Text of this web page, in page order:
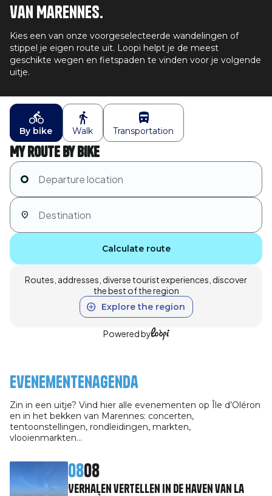
van Marennes.
Kies een van onze voorgeselecteerde wandelingen of
stippel je eigen route uit. Loopi helpt je de meest
geschikte wegen en fietspaden te vinden voor je volgende
uitje.
By bike Walk Transportation
My route by bike
Calculate route
Routes, addresses, diverse tourist experiences, discover
the best of the region
Explore the region
Powered by
Evenementenagenda
Zin in een uitje? Vind hier alle evenementen op Île d’Oléron
en in het bekken van Marennes: concerten,
tentoonstellingen, rondleidingen, markten,
vlooienmarkten…
0808
Verhalen vertellen in de haven van La